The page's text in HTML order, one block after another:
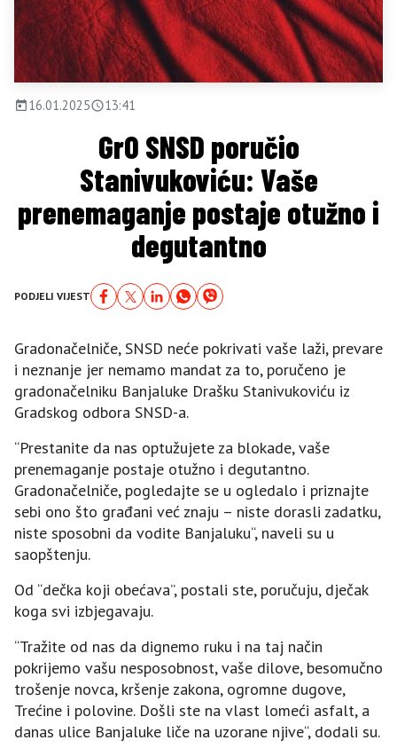
16.01.2025 13:41
GrO SNSD poručio
Stanivukoviću: Vaše
prenemaganje postaje otužno i
degutantno
PODJELI VIJEST
Gradonačelniče, SNSD neće pokrivati vaše laži, prevare
i neznanje jer nemamo mandat za to, poručeno je
gradonačelniku Banjaluke Drašku Stanivukoviću iz
Gradskog odbora SNSD-a.
“Prestanite da nas optužujete za blokade, vaše
prenemaganje postaje otužno i degutantno.
Gradonačelniče, pogledajte se u ogledalo i priznajte
sebi ono što građani već znaju – niste dorasli zadatku,
niste sposobni da vodite Banjaluku“, naveli su u
saopštenju.
Od “dečka koji obećava”, postali ste, poručuju, dječak
koga svi izbjegavaju.
“Tražite od nas da dignemo ruku i na taj način
pokrijemo vašu nesposobnost, vaše dilove, besomučno
trošenje novca, kršenje zakona, ogromne dugove,
Trećine i polovine. Došli ste na vlast lomeći asfalt, a
danas ulice Banjaluke liče na uzorane njive“, dodali su.